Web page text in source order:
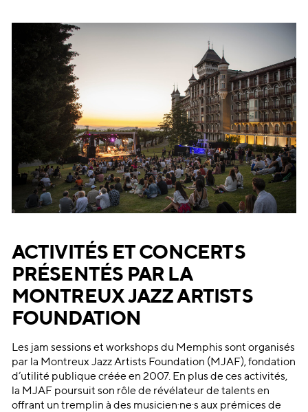
ACTIVITÉS ET CONCERTS
PRÉSENTÉS PAR LA
MONTREUX JAZZ ARTISTS
FOUNDATION
Les jam sessions et workshops du Memphis sont organisés
par la Montreux Jazz Artists Foundation (MJAF), fondation
d’utilité publique créée en 2007. En plus de ces activités,
la MJAF poursuit son rôle de révélateur de talents en
offrant un tremplin à des musicien·ne·s aux prémices de